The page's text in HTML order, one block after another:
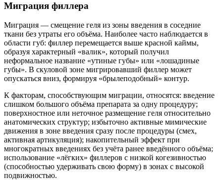
Миграция филлера
Миграция — смещение геля из зоны введения в соседние
ткани без утраты его объёма. Наиболее часто наблюдается в
области губ: филлер перемещается выше красной каймы,
образуя характерный «валик», который получил
неформальное название «утиные губы» или «лошадиные
губы». В скуловой зоне мигрировавший филлер может
опускаться вниз, формируя «брылеподобный» контур.
К факторам, способствующим миграции, относятся: введение
слишком большого объёма препарата за одну процедуру;
поверхностное или неточное размещение геля относительно
анатомических структур; избыточно активные мимические
движения в зоне введения сразу после процедуры (смех,
активная артикуляция); накопительный эффект при
многократных введениях без учёта ранее введённого объёма;
использование «лёгких» филлеров с низкой когезивностью
(способностью удерживать свою форму) в зонах с высокой
подвижностью.